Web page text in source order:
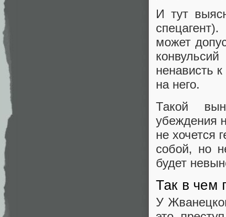
И тут
может
ненависть
на него.
Такой
убеждения
не хочется
собой, но
будет
Так в чем
У